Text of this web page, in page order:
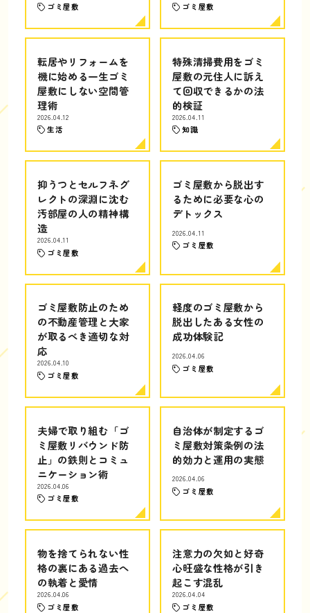
ゴミ屋敷 ゴミ屋敷
転居やリフォームを
機に始める一生ゴミ
屋敷にしない空間管
理術
2026.04.12
生活
特殊清掃費用をゴミ
屋敷の元住人に訴え
て回収できるかの法
的検証
2026.04.11
知識
抑うつとセルフネグ
レクトの深淵に沈む
汚部屋の人の精神構
造
2026.04.11
ゴミ屋敷
ゴミ屋敷から脱出す
るために必要な心の
デトックス
2026.04.11
ゴミ屋敷
ゴミ屋敷防止のため
の不動産管理と大家
が取るべき適切な対
応
2026.04.10
ゴミ屋敷
軽度のゴミ屋敷から
脱出したある女性の
成功体験記
2026.04.06
ゴミ屋敷
夫婦で取り組む「ゴ
ミ屋敷リバウンド防
止」の鉄則とコミュ
ニケーション術
2026.04.06
ゴミ屋敷
自治体が制定するゴ
ミ屋敷対策条例の法
的効力と運用の実態
2026.04.06
ゴミ屋敷
物を捨てられない性
格の裏にある過去へ
の執着と愛情
2026.04.06
ゴミ屋敷
注意力の欠如と好奇
心旺盛な性格が引き
起こす混乱
2026.04.04
ゴミ屋敷